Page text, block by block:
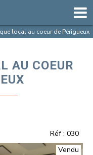
local au coeur de Périgueux
AU COEUR
Réf : 030
Vendu